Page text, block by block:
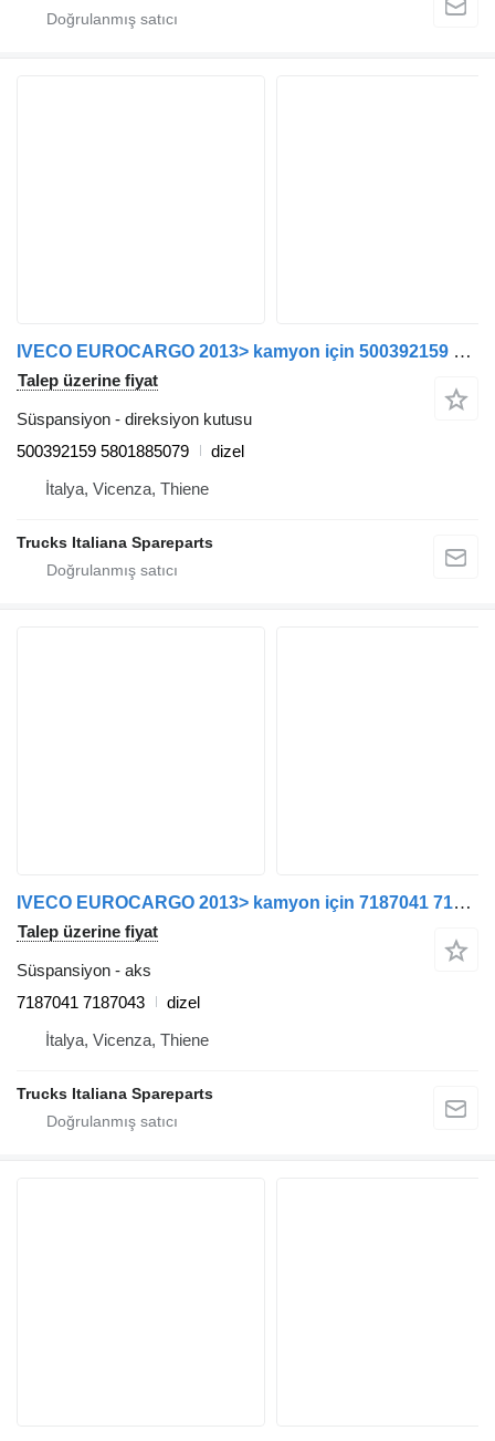
IVECO EUROCARGO 2013> kamyon için 500392159 direksiyon kutusu
Talep üzerine fiyat
Süspansiyon - direksiyon kutusu
500392159 5801885079
dizel
İtalya, Vicenza, Thiene
Trucks Italiana Spareparts
IVECO EUROCARGO 2013> kamyon için 7187041 7187043 aks
Talep üzerine fiyat
Süspansiyon - aks
7187041 7187043
dizel
İtalya, Vicenza, Thiene
Trucks Italiana Spareparts